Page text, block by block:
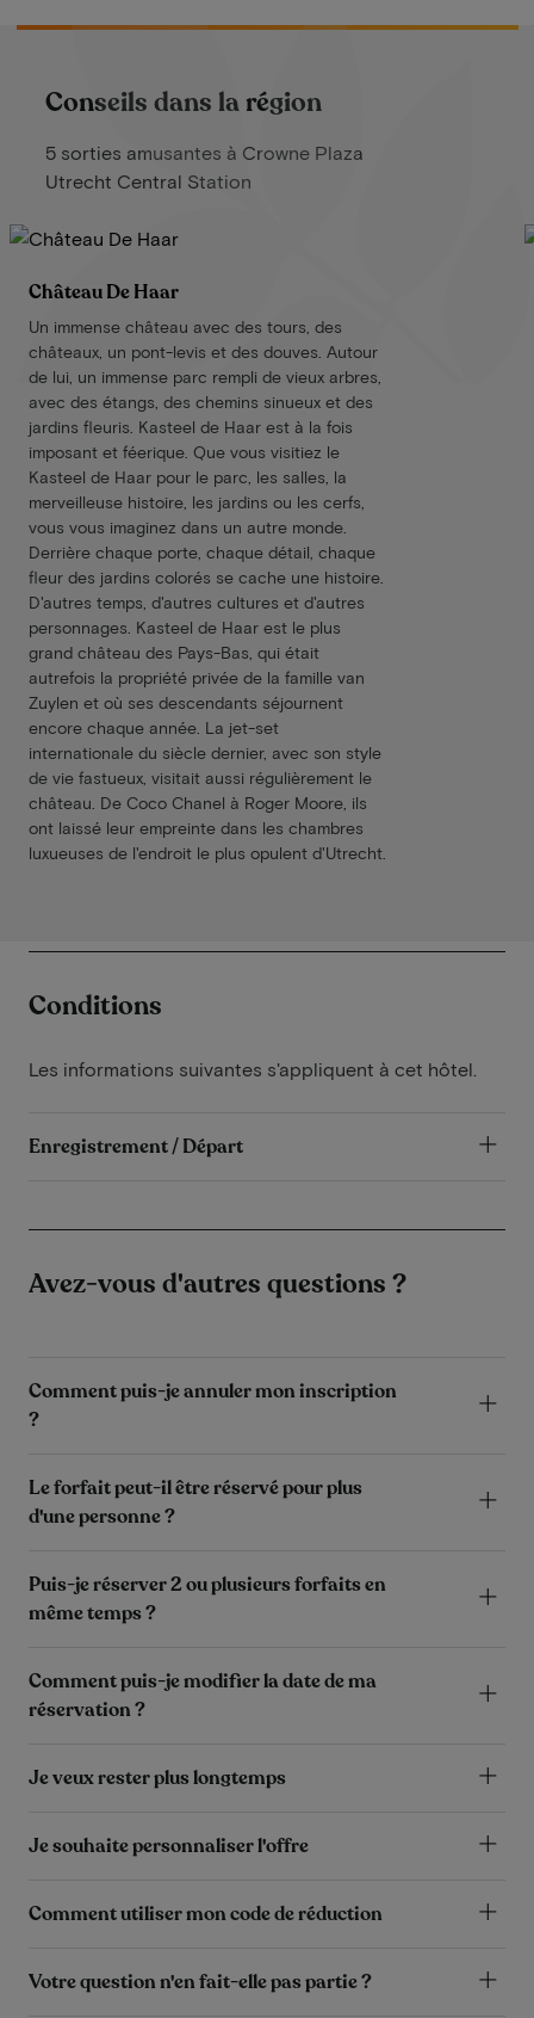
Conseils dans la région
5 sorties amusantes à Crowne Plaza
Utrecht Central Station
Château De Haar
Un immense château avec des tours, des
châteaux, un pont-levis et des douves. Autour
de lui, un immense parc rempli de vieux arbres,
avec des étangs, des chemins sinueux et des
jardins fleuris. Kasteel de Haar est à la fois
imposant et féerique. Que vous visitiez le
Kasteel de Haar pour le parc, les salles, la
merveilleuse histoire, les jardins ou les cerfs,
vous vous imaginez dans un autre monde.
Derrière chaque porte, chaque détail, chaque
fleur des jardins colorés se cache une histoire.
D'autres temps, d'autres cultures et d'autres
personnages. Kasteel de Haar est le plus
grand château des Pays-Bas, qui était
autrefois la propriété privée de la famille van
Zuylen et où ses descendants séjournent
encore chaque année. La jet-set
internationale du siècle dernier, avec son style
de vie fastueux, visitait aussi régulièrement le
château. De Coco Chanel à Roger Moore, ils
ont laissé leur empreinte dans les chambres
luxueuses de l'endroit le plus opulent d'Utrecht.
Conditions
Les informations suivantes s'appliquent à cet hôtel.
Enregistrement / Départ
Avez-vous d'autres questions ?
Comment puis-je annuler mon inscription
?
Le forfait peut-il être réservé pour plus
d'une personne ?
Puis-je réserver 2 ou plusieurs forfaits en
même temps ?
Comment puis-je modifier la date de ma
réservation ?
Je veux rester plus longtemps
Je souhaite personnaliser l'offre
Comment utiliser mon code de réduction
Votre question n'en fait-elle pas partie ?